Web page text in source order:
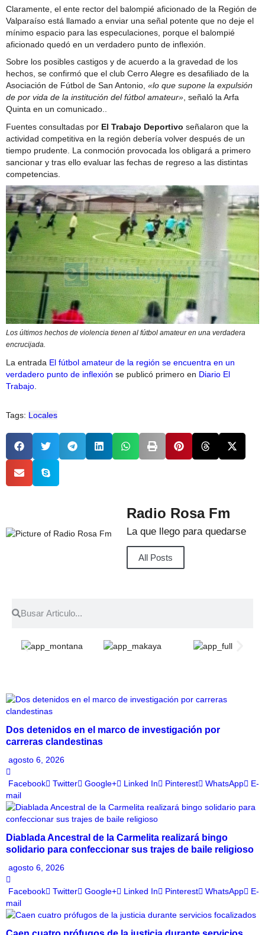
Claramente, el ente rector del balompié aficionado de la Región de
Valparaíso está llamado a enviar una señal potente que no deje el
mínimo espacio para las especulaciones, porque el balompié
aficionado quedó en un verdadero punto de inflexión.
Sobre los posibles castigos y de acuerdo a la gravedad de los
hechos, se confirmó que el club Cerro Alegre es desafiliado de la
Asociación de Fútbol de San Antonio, «lo que supone la expulsión
de por vida de la institución del fútbol amateur» , señaló la Arfa
Quinta en un comunicado..
Fuentes consultadas por El Trabajo Deportivo señalaron que la
actividad competitiva en la región debería volver después de un
tiempo prudente. La conmoción provocada los obligará a primero
sancionar y tras ello evaluar las fechas de regreso a las distintas
competencias.
Los últimos hechos de violencia tienen al fútbol amateur en una verdadera
encrucijada.
La entrada El fútbol amateur de la región se encuentra en un
verdadero punto de inflexión se publicó primero en Diario El
Trabajo
Tags: Locales
Radio Rosa Fm
La que llego para quedarse
All Posts
Dos detenidos en el marco de investigación por
carreras clandestinas
agosto 6, 2026
Facebook Twitter Google+ Linked In Pinterest WhatsApp
E-
mail
Diablada Ancestral de la Carmelita realizará bingo
solidario para confeccionar sus trajes de baile religioso
agosto 6, 2026
Facebook Twitter Google+ Linked In Pinterest WhatsApp
E-
mail